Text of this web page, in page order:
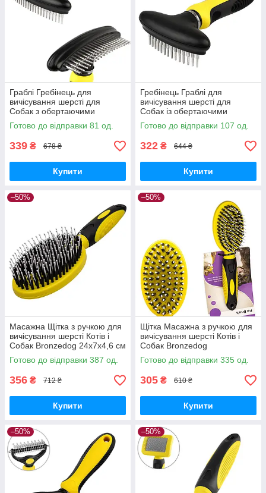
Граблі Гребінець для
вичісування шерсті для
Собак з обертаючими
зубцями Однорядна Округла
16*12 см
Готово до відправки 81 од.
339 ₴ 678 ₴
Купити
Гребінець Граблі для
вичісування шерсті для
Собак із обертаючими
зубцями Округлий
Однорядний 16*9 см
Готово до відправки 107 од.
322 ₴ 644 ₴
Купити
–50%
Масажна Щітка з ручкою для
вичісування шерсті Котів і
Собак Bronzedog 24х7х4,6 см
Готово до відправки 387 од.
356 ₴ 712 ₴
Купити
–50%
Щітка Масажна з ручкою для
вичісування шерсті Котів і
Собак Bronzedog
20,5х5,5х4,5 см
Готово до відправки 335 од.
305 ₴ 610 ₴
Купити
–50% –50%